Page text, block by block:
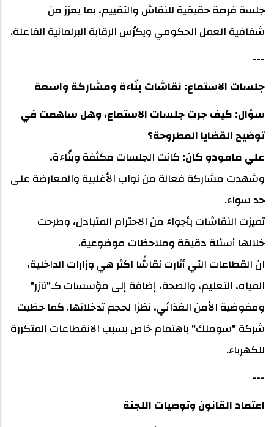
جلسة فرصة حقيقية للنقاش والتقييم، بما يعزز من
شفافية العمل الحكومي ويكرّس الرقابة البرلمانية الفاعلة.
---
جلسات الاستماع: نقاشات بنّاءة ومشاركة واسعة
سؤال: كيف جرت جلسات الاستماع، وهل ساهمت في
توضيح القضايا المطروحة؟
علي مامودو كان:كانت الجلسات مكثفة وبنّاءة،
وشهدت مشاركة فعالة من نواب الأغلبية والمعارضة على
حد سواء.
تميزت النقاشات بأجواء من الاحترام المتبادل، وطرحت
خلالها أسئلة دقيقة وملاحظات موضوعية.
ان القطاعات التي أثارت نقاشًا اكثر هي وزارات الداخلية،
المياه، التعليم، والصحة، إضافة إلى مؤسسات كـ"تآزر"
ومفوضية الأمن الغذائي، نظرًا لحجم تدخلاتها. كما حظيت
شركة "سوملك" باهتمام خاص بسبب الانقطاعات المتكررة
للكهرباء.
---
اعتماد القانون وتوصيات اللجنة